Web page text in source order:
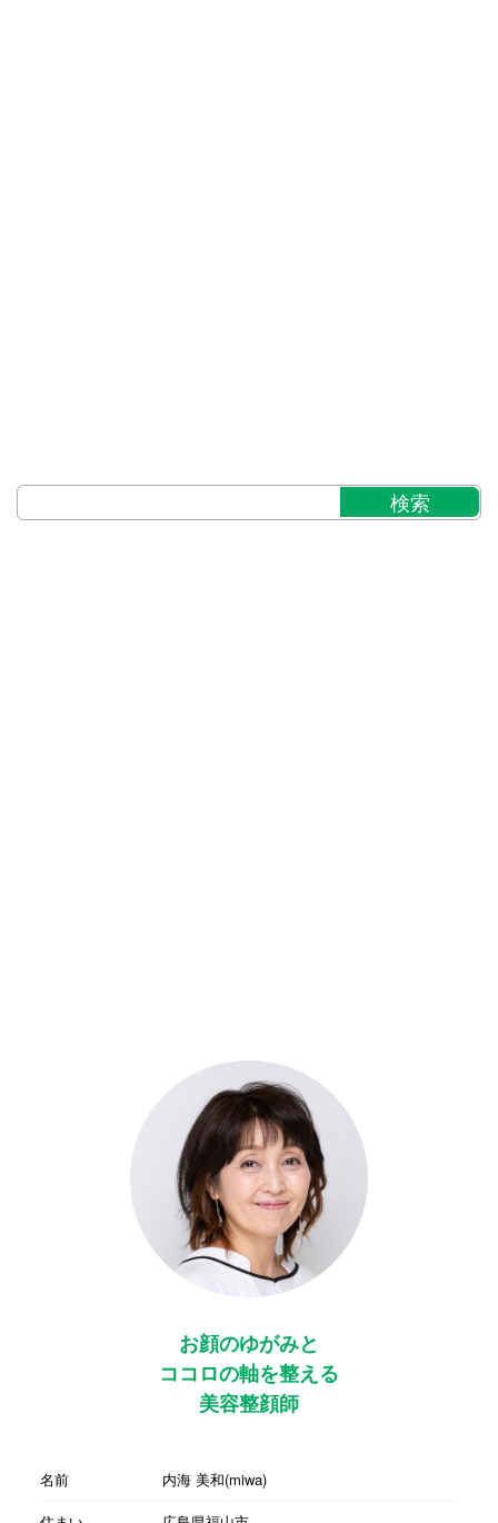
お顔のゆがみと
ココロの軸を整える
美容整顔師
名前
内海 美和(miwa)